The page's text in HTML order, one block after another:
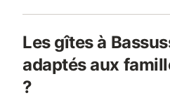
Les gîtes à
adaptés aux
?